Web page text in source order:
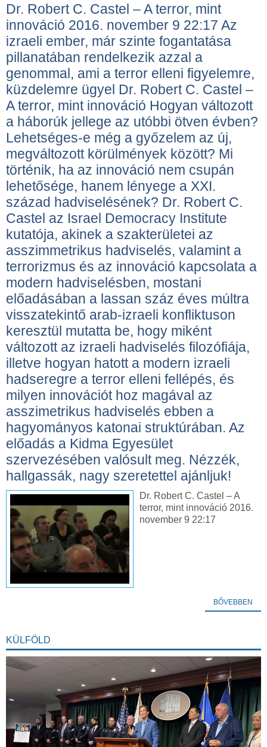
Dr. Robert C. Castel – A terror, mint
innováció 2016. november 9 22:17 Az
izraeli ember, már szinte fogantatása
pillanatában rendelkezik azzal a
genommal, ami a terror elleni figyelemre,
küzdelemre ügyel Dr. Robert C. Castel –
A terror, mint innováció Hogyan változott
a háborúk jellege az utóbbi ötven évben?
Lehetséges-e még a győzelem az új,
megváltozott körülmények között? Mi
történik, ha az innováció nem csupán
lehetősége, hanem lényege a XXI.
század hadviselésének? Dr. Robert C.
Castel az Israel Democracy Institute
kutatója, akinek a szakterületei az
asszimmetrikus hadviselés, valamint a
terrorizmus és az innováció kapcsolata a
modern hadviselésben, mostani
előadásában a lassan száz éves múltra
visszatekintő arab-izraeli konfliktuson
keresztül mutatta be, hogy miként
változott az izraeli hadviselés filozófiája,
illetve hogyan hatott a modern izraeli
hadseregre a terror elleni fellépés, és
milyen innovációt hoz magával az
asszimetrikus hadviselés ebben a
hagyományos katonai struktúrában. Az
előadás a Kidma Egyesület
szervezésében valósult meg. Nézzék,
hallgassák, nagy szeretettel ajánljuk!
Dr. Robert C. Castel – A
terror, mint innováció 2016.
november 9 22:17
BŐVEBBEN
KÜLFÖLD